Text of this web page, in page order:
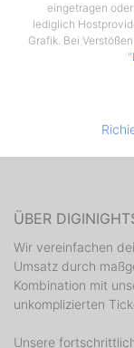
eingetragen
lediglich
Grafik. Bei
"
ÜBER
Wir vereinfachen
Umsatz durch
Kombination mit
unkomplizierten
Unsere